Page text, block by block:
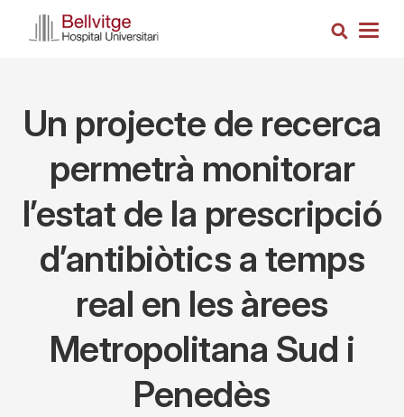
Search
Un projecte de recerca
permetrà monitorar
l’estat de la prescripció
d’antibiòtics a temps
real en les àrees
Metropolitana Sud i
Penedès